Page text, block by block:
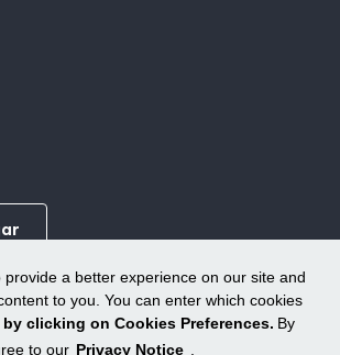
provide a better experience on our site and
to you. You can enter which cookies
by clicking on Cookies Preferences. By
to our Privacy Notice .